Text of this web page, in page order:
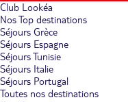
Club Lookéa
Nos Top destinations
Séjours Grèce
Séjours Espagne
Séjours Tunisie
Séjours Italie
Séjours Portugal
Toutes nos destinations